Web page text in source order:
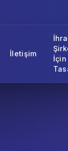
İletişim
İçin